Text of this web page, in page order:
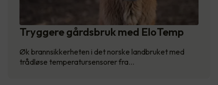
Tryggere gårdsbruk med EloTemp
Øk brannsikkerheten i det norske landbruket med
trådløse temperatursensorer fra…